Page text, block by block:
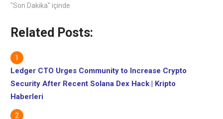
üç…
borsasının Dijital Varlık
geri çeken Coinbase
aylarca süren
gecikmelerden sonra
yasanın geçmesinin
"zamanının geldiğini"
söyledi.Armstrong,
gönderisinde, Coinbase'in
"Son Dakika" içinde
Related Posts:
Ledger CTO Urges Community to Increase Crypto
Security After Recent Solana Dex Hack | Kripto
Haberleri